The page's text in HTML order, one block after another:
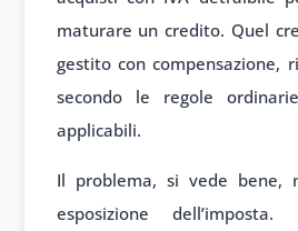
maturare un credito. Quel
gestito con compensazione,
secondo le regole
applicabili.
Il problema, si vede bene,
esposizione